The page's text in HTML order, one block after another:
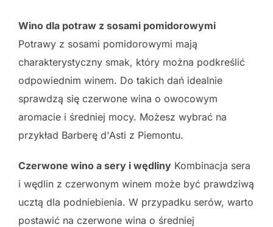
Wino dla potraw z sosami pomidorowymi
Potrawy z sosami pomidorowymi mają
charakterystyczny smak, który można podkreślić
odpowiednim winem. Do takich dań idealnie
sprawdzą się czerwone wina o owocowym
aromacie i średniej mocy. Możesz wybrać na
przykład Barberę d'Asti z Piemontu.
Czerwone wino a sery i wędliny Kombinacja sera
i wędlin z czerwonym winem może być prawdziwą
ucztą dla podniebienia. W przypadku serów, warto
postawić na czerwone wina o średniej